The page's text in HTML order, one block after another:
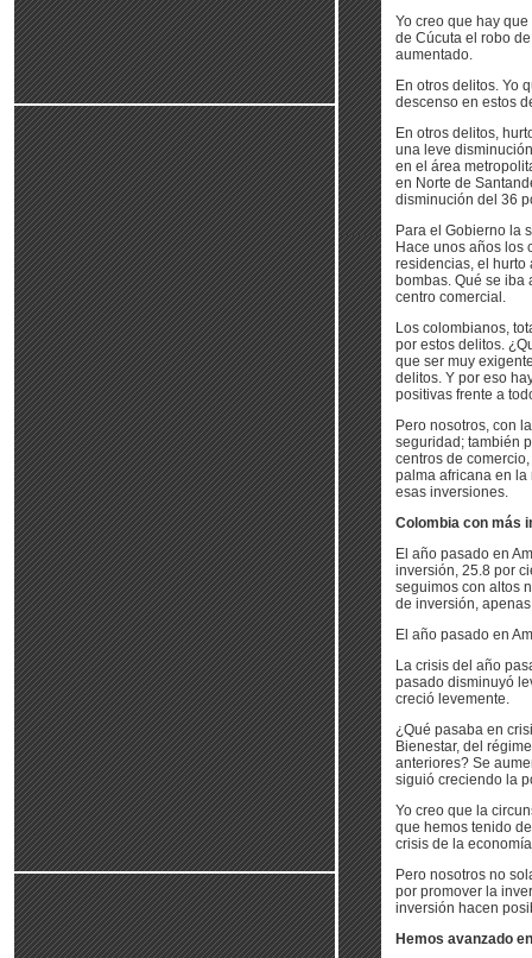
Yo creo que hay
de Cúcuta el robo
aumentado.
En otros delitos. Yo
descenso en estos
En otros delitos,
una leve
en el área
en Norte de
disminución del 36
Para el Gobierno la
Hace unos años los
residencias, el hurto
bombas. Qué se iba
centro comercial.
Los colombianos,
por estos delitos.
que ser muy
delitos. Y por eso
positivas frente a
Pero nosotros, con
seguridad; también
centros de
palma africana en
esas inversiones.
Colombia con más
El año pasado en
inversión, 25.8 por
seguimos con altos
de inversión,
El año pasado en
La crisis del año
pasado disminuyó
creció levemente.
¿Qué pasaba en
Bienestar, del
anteriores? Se
siguió creciendo la
Yo creo que la
que hemos tenido
crisis de la
Pero nosotros no
por promover la
inversión hacen
Hemos avanzado